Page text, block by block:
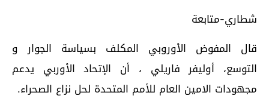
شطاري-متابعة
قال المفوض الأوروبي المكلف بسياسة الجوار و
التوسع، أوليفر فاريلي ، أن الإتحاد الأوربي يدعم
مجهودات الامين العام للأمم المتحدة لحل نزاع الصحراء.